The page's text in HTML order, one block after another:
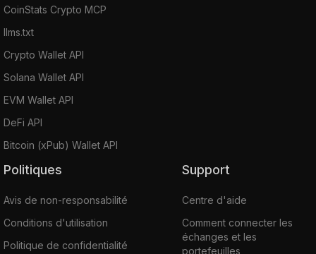
CoinStats Crypto MCP
llms.txt
Crypto Wallet API
Solana Wallet API
EVM Wallet API
DeFi API
Bitcoin (xPub) Wallet API
Politiques
Avis de non-responsabilité
Conditions d'utilisation
Politique de confidentialité
Support
Centre d'aide
Comment connecter les
échanges et les
portefeuilles